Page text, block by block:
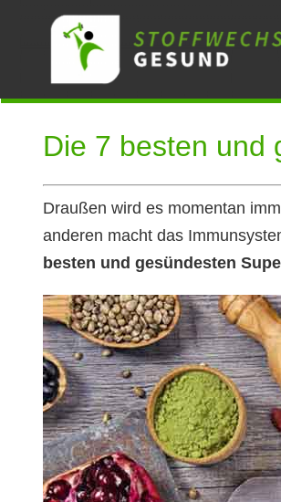
Die 7 besten und
Draußen wird es momentan
anderen macht das
besten und gesündesten